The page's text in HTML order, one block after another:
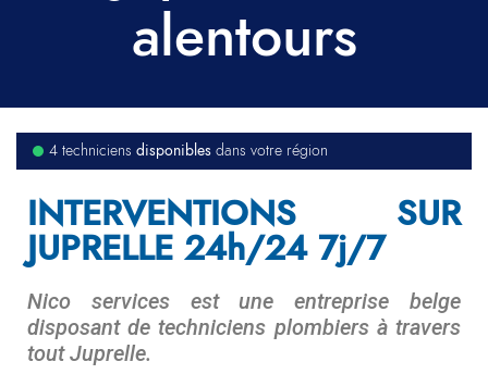
alentours
4 techniciensdisponibles dans votre région
INTERVENTIONS SUR
JUPRELLE 24h/24 7j/7
Nico services est une entreprise belge
disposant de techniciens plombiers à travers
tout Juprelle.